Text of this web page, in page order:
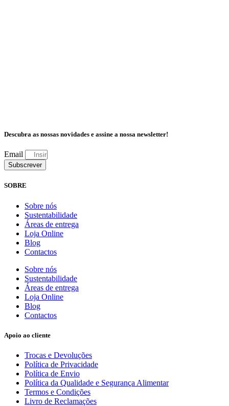
Descubra as nossas novidades e assine a nossa newsletter!
Email
Subscrever
SOBRE
Sobre nós
Sustentabilidade
Áreas de entrega
Loja Online
Blog
Contactos
Sobre nós
Sustentabilidade
Áreas de entrega
Loja Online
Blog
Contactos
Apoio ao cliente
Trocas e Devoluções
Política de Privacidade
Política de Envio
Política da Qualidade e Segurança Alimentar
Termos e Condições
Livro de Reclamações